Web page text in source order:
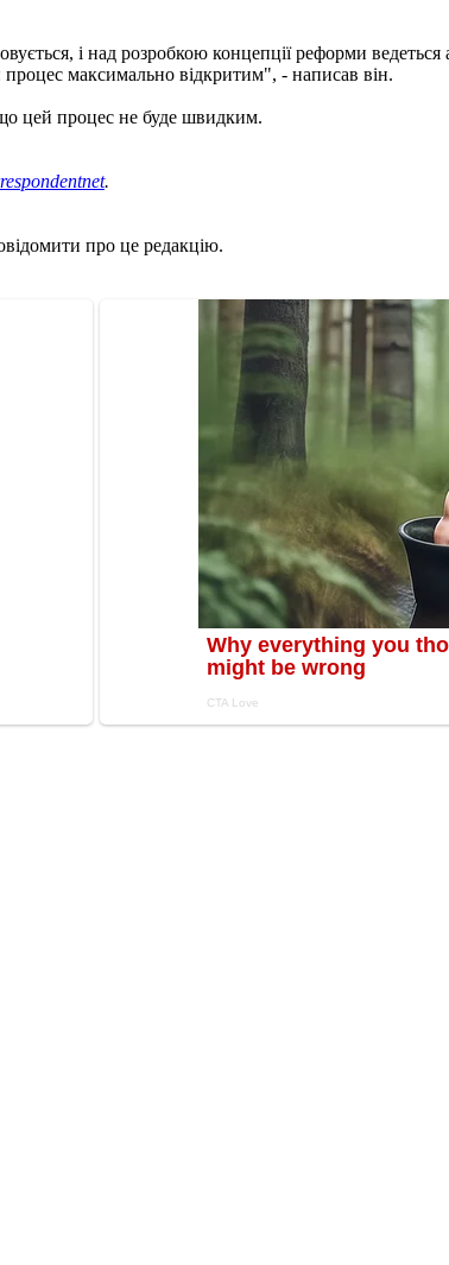
і над розробкою концепції реформи ведеться
процес максимально відкритим", - написав він.
цей процес не буде швидким.
.
про це редакцію.